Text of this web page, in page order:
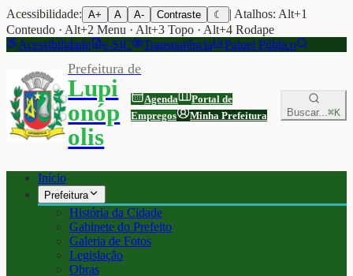
Acessibilidade: A+ A A- Contraste ☾
| Atalhos: Alt+1
Conteudo · Alt+2 Menu · Alt+3 Topo · Alt+4 Rodape
Acessibilidade
e-SIC Transparência Painel Público
Prefeitura de
Lupi
onóp
olis
Agenda
Portal de
Empregos
Minha Prefeitura Buscar...⌘K
Início
Prefeitura
História da Cidade
Gabinete do Prefeito
Galeria de Fotos
Legislação
Obras